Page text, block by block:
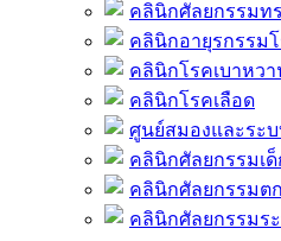
คลินิกศัลยกรรมท
คลินิกอายุรกรรม
คลินิกโรคเบาหว
คลินิกโรคเลือด
ศูนย์สมองและระ
คลินิกศัลยกรรมเด็
คลินิกศัลยกรรมต
คลินิกศัลยกรรมร